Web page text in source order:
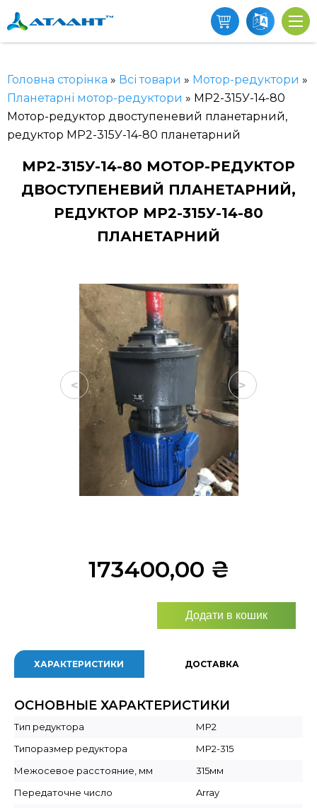
Головна сторінка » Всі товари » Мотор-редуктори »
Планетарні мотор-редуктори » МР2-315У-14-80
Мотор-редуктор двоступеневий планетарний,
редуктор МР2-315У-14-80 планетарний
МР2-315У-14-80 МОТОР-РЕДУКТОР
ДВОСТУПЕНЕВИЙ ПЛАНЕТАРНИЙ,
РЕДУКТОР МР2-315У-14-80
ПЛАНЕТАРНИЙ
< >
173400,00 ₴
Додати в кошик
ХАРАКТЕРИСТИКИ ДОСТАВКА
ОСНОВНЫЕ ХАРАКТЕРИСТИКИ
Тип редуктора
МР2
Типоразмер редуктора
МР2-315
Межосевое расстояние, мм
315мм
Передаточне число
Array